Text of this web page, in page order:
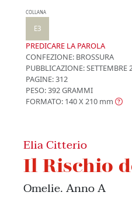
COLLANA
E3
PREDICARE LA PAROLA
CONFEZIONE: BROSSURA
PUBBLICAZIONE:SETTEMBRE
PAGINE: 312
PESO: 392 GRAMMI
FORMATO: 140 X 210 mm
Elia Citterio
Il Rischio
Omelie. Anno A